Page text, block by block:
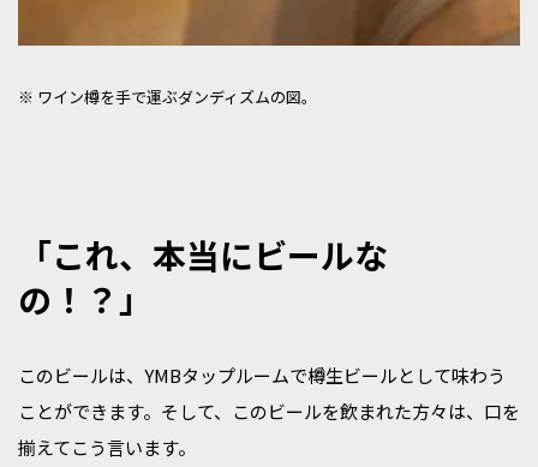
※ ワイン樽を手で運ぶダンディズムの図。
「これ、本当にビールな
の！？」
このビールは、YMBタップルームで樽生ビールとして味わう
ことができます。そして、このビールを飲まれた方々は、口を
揃えてこう言います。